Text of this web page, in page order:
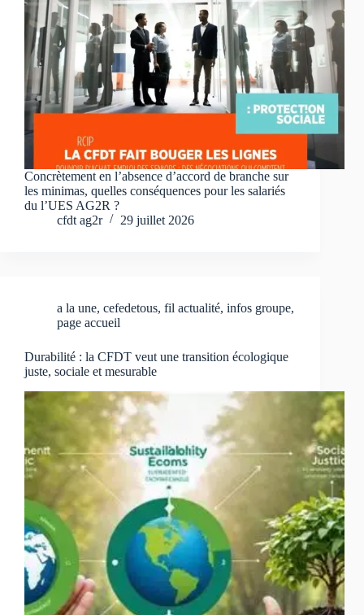
Concrètement en l’absence d’accord de branche sur
les minimas, quelles conséquences pour les salariés
du l’UES AG2R ?
cfdt ag2r
29 juillet 2026
a la une, cefedetous, fil actualité, infos groupe,
page accueil
Durabilité : la CFDT veut une transition écologique
juste, sociale et mesurable